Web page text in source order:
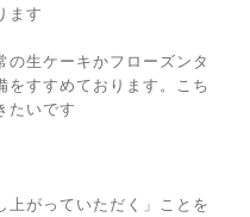
ます
の生ケーキかフローズンタ
をすすめております。こち
たいです
上がっていただく」ことを